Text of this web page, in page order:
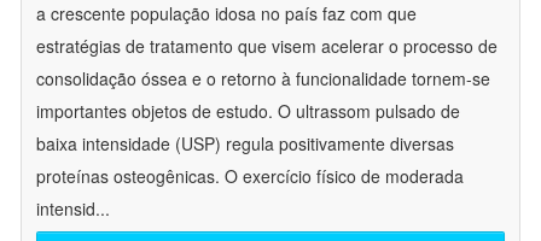
a crescente população idosa no país faz com que
estratégias de tratamento que visem acelerar o processo de
consolidação óssea e o retorno à funcionalidade tornem-se
importantes objetos de estudo. O ultrassom pulsado de
baixa intensidade (USP) regula positivamente diversas
proteínas osteogênicas. O exercício físico de moderada
intensid...